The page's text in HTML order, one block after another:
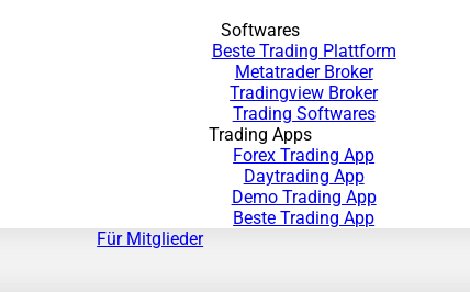
Softwares
Beste Trading Plattform
Metatrader Broker
Tradingview Broker
Trading Softwares
Trading Apps
Forex Trading App
Daytrading App
Demo Trading App
Beste Trading App
Für Mitglieder